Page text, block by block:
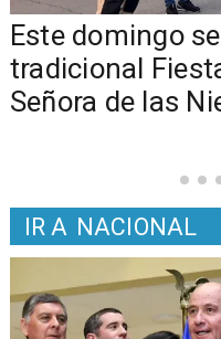
Este domingo
tradicional
Señora de las
IR A NACIONAL